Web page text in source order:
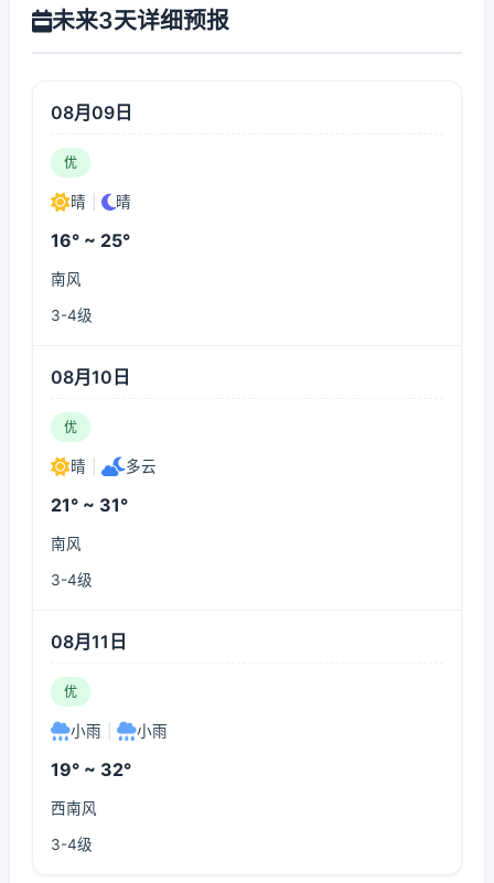
未来3天详细预报
08月09日
优
晴 晴
16° ~ 25°
南风
3-4级
08月10日
优
晴 多云
21° ~ 31°
南风
3-4级
08月11日
优
小雨 小雨
19° ~ 32°
西南风
3-4级